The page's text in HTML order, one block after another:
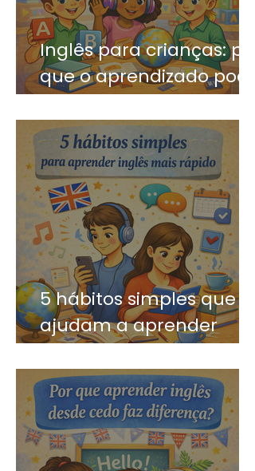
Inglês para crianças: por
que o aprendizado pode
ser divertido?
5 hábitos simples que
ajudam a aprender
inglês mais rápido